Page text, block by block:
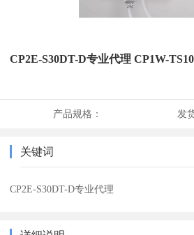
CP2E-S30DT-D专业代理 CP1W-
产品规格： 发
关键词
CP2E-S30DT-D专业代理